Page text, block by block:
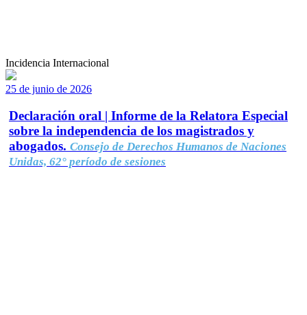
Incidencia Internacional
25 de junio de 2026
Declaración oral | Informe de la Relatora Especial
sobre la independencia de los magistrados y
abogados. Consejo de Derechos Humanos de Naciones
Unidas, 62° período de sesiones